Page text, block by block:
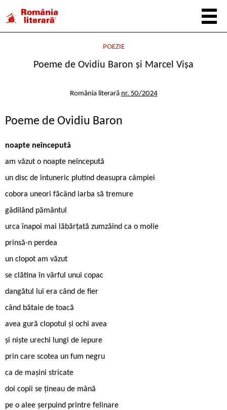
POEZIE
Poeme de Ovidiu Baron și Marcel Vișa
România literară nr. 50/2024
Poeme de Ovidiu Baron
noapte neîncepută
am văzut o noapte neîncepută
un disc de întuneric plutind deasupra câmpiei
cobora uneori făcând iarba să tremure
gâdilând pământul
urca înapoi mai lăbărțată zumzăind ca o molie
prinsă-n perdea
un clopot am văzut
se clătina în vârful unui copac
dangătul lui era când de fier
când bătaie de toacă
avea gură clopotul și ochi avea
și niște urechi lungi de iepure
prin care scotea un fum negru
ca de mașini stricate
doi copii se țineau de mână
pe o alee șerpuind printre felinare